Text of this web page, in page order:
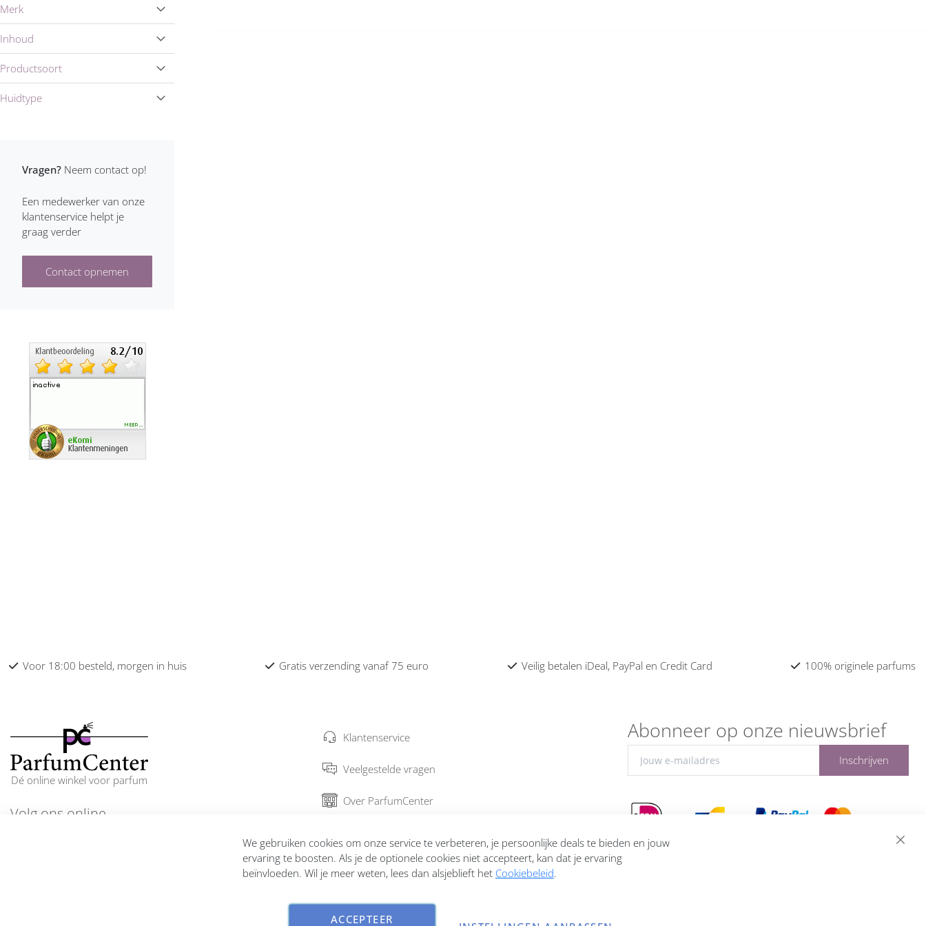
Merk
Inhoud
Productsoort
Huidtype
Vragen? Neem contact op!
Een medewerker van onze
klantenservice helpt je
graag verder
Contact opnemen
Voor 18:00 besteld, morgen in huis Gratis verzending vanaf 75 euro Veilig betalen iDeal, PayPal en Credit Card 100% originele parfums
Dé online winkel voor parfum
Volg ons online
Klantenservice
Veelgestelde vragen
Over ParfumCenter
Garantie en retourneren
Abonneer op onze nieuwsbrief
Inschrijven
We gebruiken cookies om onze service te verbeteren, je persoonlijke deals te bieden en jouw
ervaring te boosten. Als je de optionele cookies niet accepteert, kan dat je ervaring
beïnvloeden. Wil je meer weten, lees dan alsjeblieft het Cookiebeleid.
ACCEPTEER